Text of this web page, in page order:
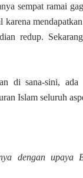
sempat ramai
redup.
di sana-sini, ada
Islam seluruh
dengan upaya